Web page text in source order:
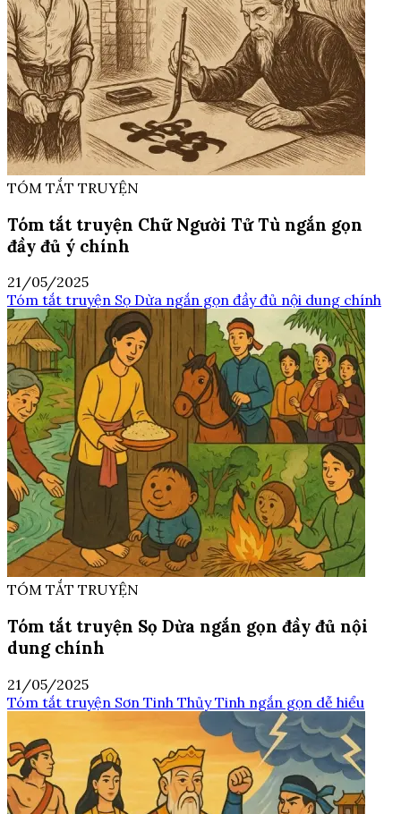
TÓM TẮT TRUYỆN
Tóm tắt truyện Chữ Người Tử Tù ngắn gọn
đầy đủ ý chính
21/05/2025
Tóm tắt truyện Sọ Dừa ngắn gọn đầy đủ nội dung chính
TÓM TẮT TRUYỆN
Tóm tắt truyện Sọ Dừa ngắn gọn đầy đủ nội
dung chính
21/05/2025
Tóm tắt truyện Sơn Tinh Thủy Tinh ngắn gọn dễ hiểu